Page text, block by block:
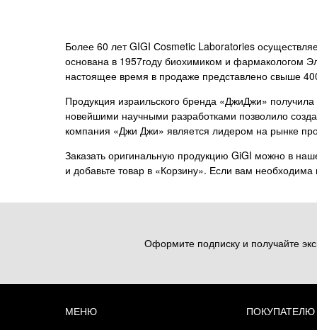
Более 60 лет GIGI Сosmetic Laboratories
основана в 1957году биохимиком и фармакологом
настоящее время в продаже представлено свыше
Продукция израильского бренда «ДжиДжи»
новейшими научными разработками позволило
компания «Джи Джи» является лидером на рынке
Заказать оригинальную продукцию GiGI можно в
и добавьте товар в «Корзину». Если вам
Оформите подписку и получайте
МЕНЮ ПОКУПАТЕЛЮ